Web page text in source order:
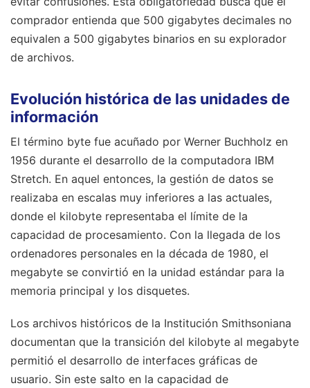
comprador entienda que 500 gigabytes decimales no
equivalen a 500 gigabytes binarios en su explorador
de archivos.
Evolución histórica de las unidades de
información
El término byte fue acuñado por Werner Buchholz en
1956 durante el desarrollo de la computadora IBM
Stretch. En aquel entonces, la gestión de datos se
realizaba en escalas muy inferiores a las actuales,
donde el kilobyte representaba el límite de la
capacidad de procesamiento. Con la llegada de los
ordenadores personales en la década de 1980, el
megabyte se convirtió en la unidad estándar para la
memoria principal y los disquetes.
Los archivos históricos de la Institución Smithsoniana
documentan que la transición del kilobyte al megabyte
permitió el desarrollo de interfaces gráficas de
usuario. Sin este salto en la capacidad de